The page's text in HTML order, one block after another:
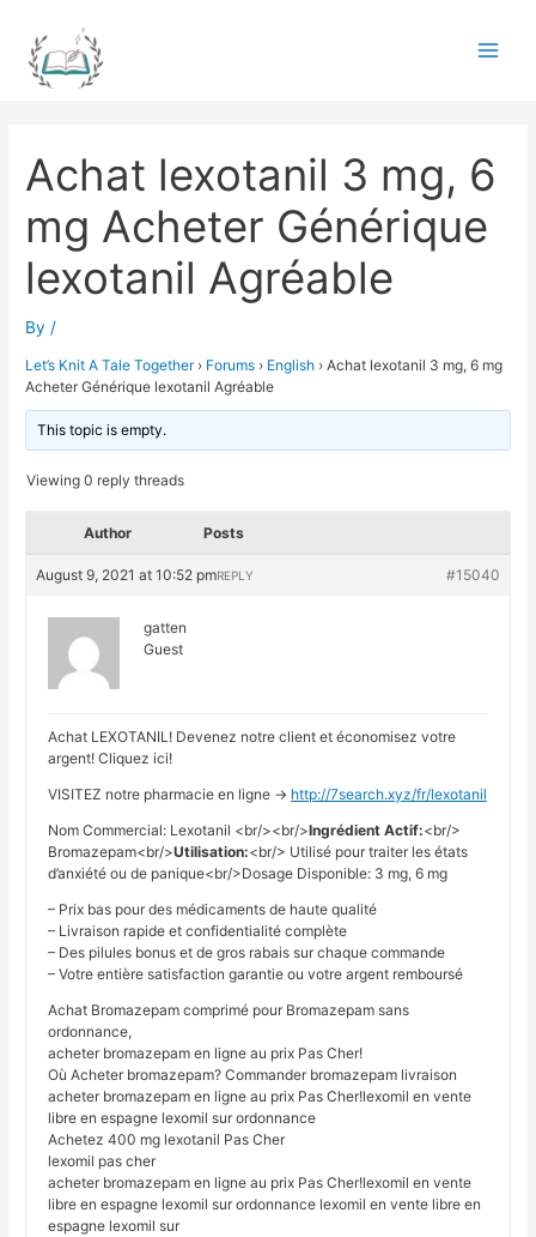
content
Achat lexotanil 3 mg, 6
mg Acheter Générique
lexotanil Agréable
By /
Let’s Knit A Tale Together › Forums › English › Achat lexotanil 3 mg, 6 mg
Acheter Générique lexotanil Agréable
This topic is empty.
Viewing 0 reply threads
Author Posts
August 9, 2021 at 10:52 pm #15040
REPLY
gatten
Guest
Achat LEXOTANIL! Devenez notre client et économisez votre
argent! Cliquez ici!
VISITEZ notre pharmacie en ligne -> http://7search.xyz/fr/lexotanil
Nom Commercial: Lexotanil <br/><br/>Ingrédient Actif:<br/>
Bromazepam<br/>Utilisation:<br/> Utilisé pour traiter les états
d’anxiété ou de panique<br/>Dosage Disponible: 3 mg, 6 mg
– Prix bas pour des médicaments de haute qualité
– Livraison rapide et confidentialité complète
– Des pilules bonus et de gros rabais sur chaque commande
– Votre entière satisfaction garantie ou votre argent remboursé
Achat Bromazepam comprimé pour Bromazepam sans
ordonnance,
acheter bromazepam en ligne au prix Pas Cher!
Où Acheter bromazepam? Commander bromazepam livraison
acheter bromazepam en ligne au prix Pas Cher!lexomil en vente
libre en espagne lexomil sur ordonnance
Achetez 400 mg lexotanil Pas Cher
lexomil pas cher
acheter bromazepam en ligne au prix Pas Cher!lexomil en vente
libre en espagne lexomil sur ordonnance lexomil en vente libre en
espagne lexomil sur